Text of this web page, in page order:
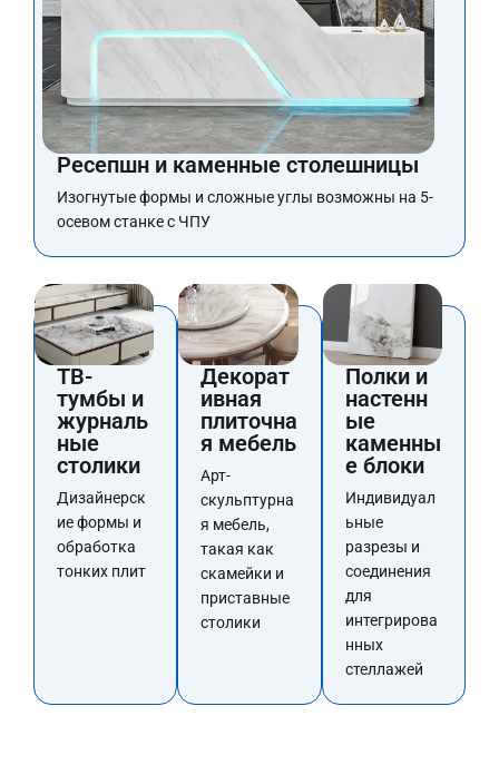
Ресепшн и каменные столешницы
Изогнутые формы и сложные углы возможны на 5-
осевом станке с ЧПУ
ТВ-
тумбы и
журналь
ные
столики
Дизайнерск
ие формы и
обработка
тонких плит
Декорат
ивная
плиточна
я мебель
Арт-
скульптурна
я мебель,
такая как
скамейки и
приставные
столики
Полки и
настенн
ые
каменны
е блоки
Индивидуал
ьные
разрезы и
соединения
для
интегрирова
нных
стеллажей